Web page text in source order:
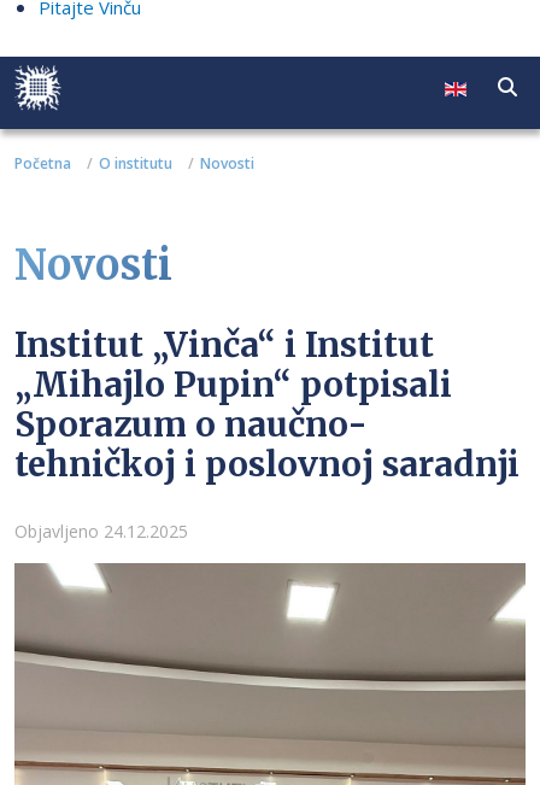
Pitajte Vinču
Početna O institutu Novosti
Novosti
Institut „Vinča“ i Institut
„Mihajlo Pupin“ potpisali
Sporazum o naučno-
tehničkoj i poslovnoj saradnji
Detalji
Objavljeno 24.12.2025